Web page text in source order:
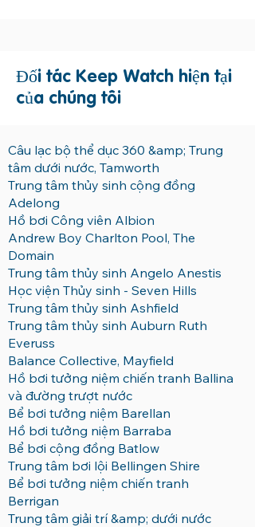
Đối tác Keep Watch hiện tại
của chúng tôi
Câu lạc bộ thể dục 360 &amp; Trung
tâm dưới nước, Tamworth
Trung tâm thủy sinh cộng đồng
Adelong
Hồ bơi Công viên Albion
Andrew Boy Charlton Pool, The
Domain
Trung tâm thủy sinh Angelo Anestis
Học viện Thủy sinh - Seven Hills
Trung tâm thủy sinh Ashfield
Trung tâm thủy sinh Auburn Ruth
Everuss
Balance Collective, Mayfield
Hồ bơi tưởng niệm chiến tranh Ballina
và đường trượt nước
Bể bơi tưởng niệm Barellan
Hồ bơi tưởng niệm Barraba
Bể bơi cộng đồng Batlow
Trung tâm bơi lội Bellingen Shire
Bể bơi tưởng niệm chiến tranh
Berrigan
Trung tâm giải trí &amp; dưới nước